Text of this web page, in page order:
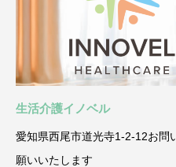
生活介護イノベル
愛知県西尾市道光寺1-2-12お問
願いいたします